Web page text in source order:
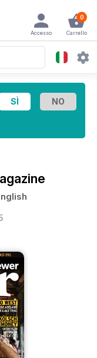
0
Carrello
Accesso